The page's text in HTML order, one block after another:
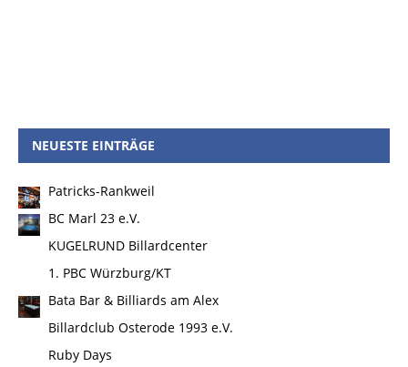
NEUESTE EINTRÄGE
Patricks-Rankweil
BC Marl 23 e.V.
KUGELRUND Billardcenter
1. PBC Würzburg/KT
Bata Bar & Billiards am Alex
Billardclub Osterode 1993 e.V.
Ruby Days